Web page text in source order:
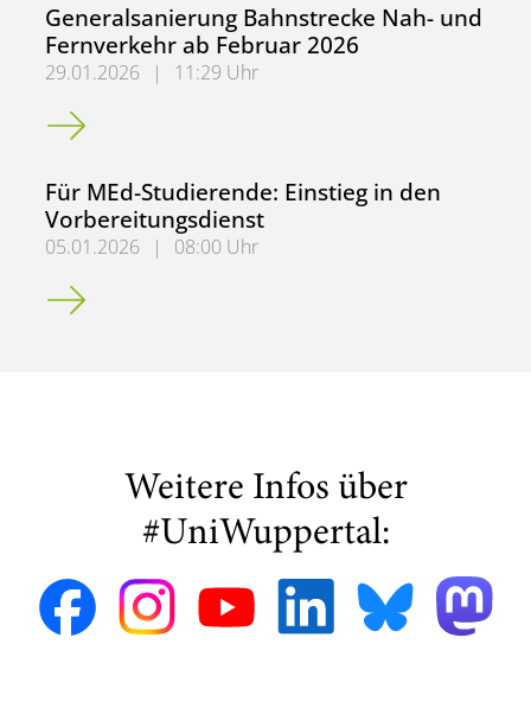
Generalsanierung Bahnstrecke Nah- und
Fernverkehr ab Februar 2026
29.01.2026 |
11:29 Uhr
Generalsanierung Bahnstrecke Nah- und Fernverkehr ab
Für MEd-Studierende: Einstieg in den
Vorbereitungsdienst
05.01.2026 |
08:00 Uhr
Für MEd-Studierende: Einstieg in den
Weitere Infos über
#UniWuppertal: